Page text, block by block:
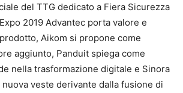
del TTG dedicato a Fiera Sicurezza
2019 Advantec porta valore e
Aikom si propone come
aggiunto, Panduit spiega come
nella trasformazione digitale e Sinora
veste derivante dalla fusione di